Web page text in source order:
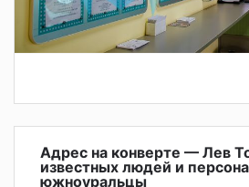
Адрес на конверте — Лев
известных людей и
южноуральцы